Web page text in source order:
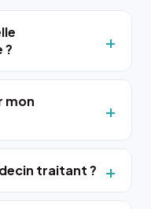
?
mon
traitant ?